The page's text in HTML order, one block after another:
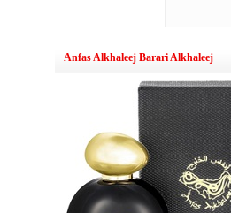
Anfas Alkhaleej Barari Alkhaleej